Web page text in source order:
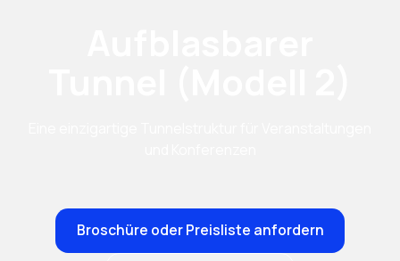
Broschüre oder Preisliste anfordern